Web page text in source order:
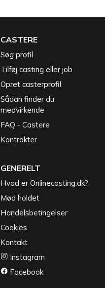
CASTERE
Søg profil
Tilføj casting eller job
Opret casterprofil
Sådan finder du
medvirkende
FAQ - Castere
Kontrakter
GENERELT
Hvad er Onlinecasting.dk?
Mød holdet
Handelsbetingelser
Cookies
Kontakt
Instagram
Facebook